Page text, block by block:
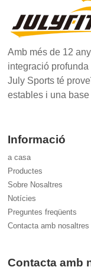
Amb més de 12
integració
July Sports té
estables i una
Informació
a casa
Productes
Sobre Nosaltres
Notícies
Preguntes freqüents
Contacta amb nosaltres
Contacta amb